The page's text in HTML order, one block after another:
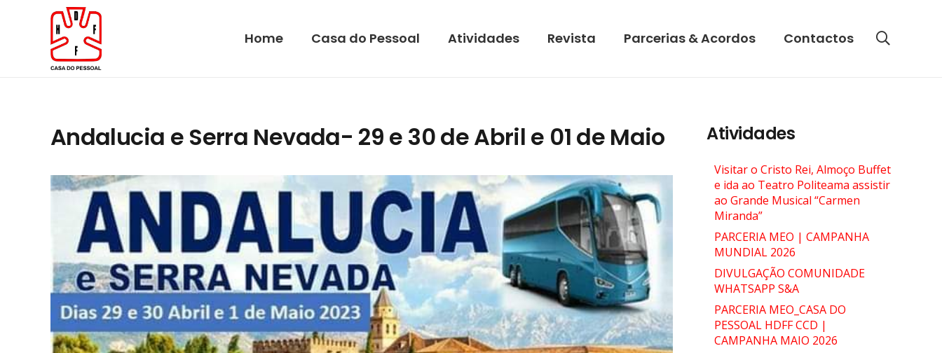
Home Casa do Pessoal Atividades Revista Parcerias & Acordos Contactos
Andalucia e Serra Nevada- 29 e 30 de Abril e 01 de Maio Atividades
Visitar o Cristo Rei, Almoço Buffet
e ida ao Teatro Politeama assistir
ao Grande Musical “Carmen
Miranda”
PARCERIA MEO | CAMPANHA
MUNDIAL 2026
DIVULGAÇÃO COMUNIDADE
WHATSAPP S&A
PARCERIA MEO_CASA DO
PESSOAL HDFF CCD |
CAMPANHA MAIO 2026